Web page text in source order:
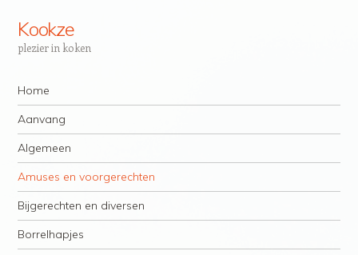
Kookze
plezier in koken
Navigatie
Spring naar inhoud
Home
Aanvang
Algemeen
Amuses en voorgerechten
Bijgerechten en diversen
Borrelhapjes